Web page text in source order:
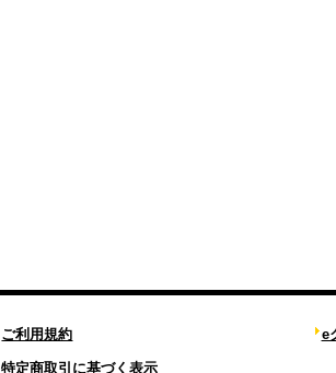
ご利用規約
特定商取引に基づく表示
e